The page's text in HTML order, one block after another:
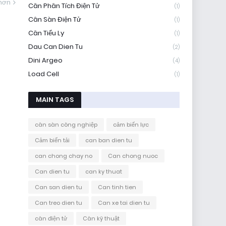
Cân Phân Tích Điện Tử (1)
Cân Sàn Điện Tử (1)
Cân Tiểu Ly (1)
Dau Can Dien Tu (2)
Dini Argeo (4)
Load Cell (1)
MAIN TAGS
cân sàn công nghiệp
cảm biến lực
Cảm biến tải
can ban dien tu
can chong chay no
Can chong nuoc
Can dien tu
can ky thuat
Can san dien tu
Can tinh tien
Can treo dien tu
Can xe tai dien tu
cân điện tử
Cân kỹ thuật